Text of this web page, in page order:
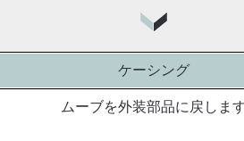
ケーシング
ムーブを外装部品に戻しま